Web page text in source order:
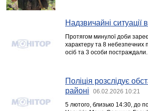
Надзвичайні ситуації
Протягом минулої доби
характеру та 8 небезпечних
осіб та 3 особи постраждали.
Поліція розслідує
районі
06.02.2026 10:21
5 лютого, близько 14:30, до